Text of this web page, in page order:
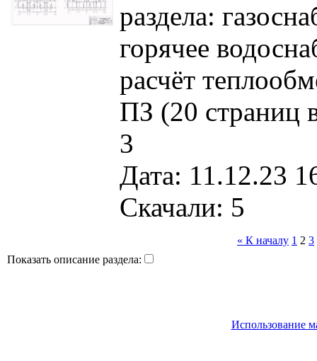
раздела:
горячее
расчёт
ПЗ (20 страниц
3
Дата: 11.12.23
Скачали: 5
« К началу 1 2 3
Показать описание раздела:
Использование